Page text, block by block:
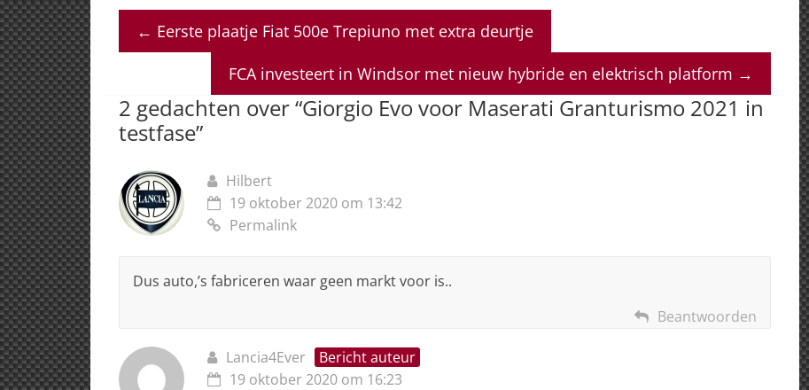
at
s
p
p
c
e
o
o
k
e
dI
n
re
a
d
s
ai
l
← Eerste plaatje Fiat 500e Trepiuno met extra deurtje
FCA investeert in Windsor met nieuw hybride en elektrisch platform →
2 gedachten over “Giorgio Evo voor Maserati Granturismo 2021 in
testfase”
Hilbert
19 oktober 2020 om 13:42
Permalink
Dus auto,’s fabriceren waar geen markt voor is..
Beantwoorden
Lancia4Ever
Bericht auteur
19 oktober 2020 om 16:23